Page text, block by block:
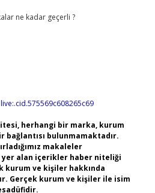
ne kadar geçerli ?
live:.cid.575569c608265c69
herhangi bir marka, kurum
bağlantısı bulunmamaktadır.
makaleler
yer alan içerikler haber niteliği
kurum ve kişiler hakkında
Gerçek kurum ve kişiler ile isim